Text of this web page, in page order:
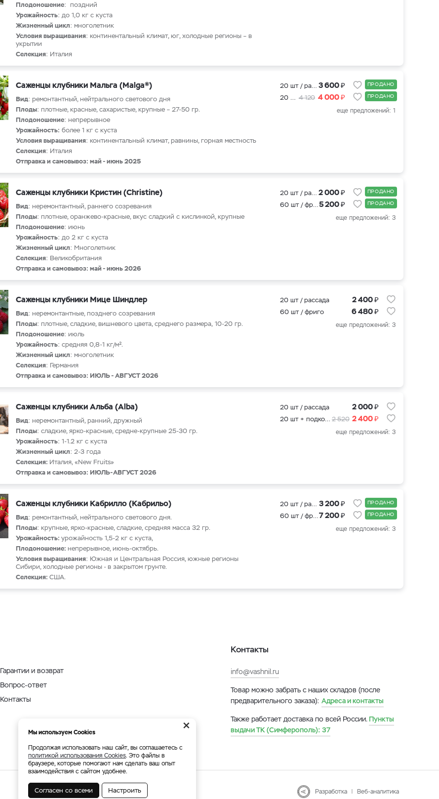
Плодоношение: поздний
Урожайность: до 1,0 кг с куста
Жизненный цикл: многолетник
Условия выращивания: континентальный климат, юг, холодные регионы – в
укрытии
Селекция: Италия
Саженцы клубники Мальга (Malga®)
Вид: ремонтантный, нейтрального светового дня
Плоды: плотные, красные, сахаристые, крупные – 27-50 гр.
Плодоношение: непрерывное
Урожайность: более 1 кг с куста
Условия выращивания: континентальный климат, равнины, горная местность
Селекция: Италия
Отправка и самовывоз: май - июнь 2025
20 шт / рассада 3 600₽ ПРОДАНО
20 шт + подкормка для клубники 500 мл. 4 120 4 000₽ ПРОДАНО
еще предложений: 1
Саженцы клубники Кристин (Christine)
Вид: неремонтантный, раннего созревания
Плоды: плотные, оранжево-красные, вкус сладкий с кислинкой, крупные
Плодоношение: июнь
Урожайность: до 2 кг с куста
Жизненный цикл: Многолетник
Селекция: Великобритания
Отправка и самовывоз: май - июнь 2026
20 шт / рассада 2 000₽ ПРОДАНО
60 шт / фриго5 200₽ ПРОДАНО
еще предложений: 3
Саженцы клубники Мице Шиндлер
Вид: неремонтантные, позднего созревания
Плоды: плотные, сладкие, вишневого цвета, среднего размера, 10-20 гр.
Плодоношение: июль
Урожайность: средняя 0,8-1 кг/м².
Жизненный цикл: многолетник
Селекция: Германия
Отправка и самовывоз: ИЮЛЬ - АВГУСТ 2026
20 шт / рассада 2 400₽
60 шт / фриго 6 480₽
еще предложений: 3
Саженцы клубники Альба (Alba)
Вид: неремонтантный, ранний, дружный
Плоды: сладкие, ярко-красные, средне-крупные 25-30 гр.
Урожайность: 1-1.2 кг с куста
Жизненный цикл: 2-3 года
Селекция: Италия, «New Fruits»
Отправка и самовывоз: ИЮЛЬ-АВГУСТ 2026
20 шт / рассада 2 000₽
20 шт + подкормка для клубники 500 мл. 2 520 2 400₽
еще предложений: 3
Саженцы клубники Кабрилло (Кабрильо)
Вид: ремонтантный, нейтрального светового дня.
Плоды: крупные, ярко-красные, сладкие, средняя масса 32 гр.
Урожайность: урожайность 1,5-2 кг с куста,
Плодоношение: непрерывное, июнь-октябрь.
Условия выращивания: Южная и Центральная Россия, южные регионы
Сибири, холодные регионы - в закрытом грунте.
Селекция: США.
20 шт / рассада 3 200₽ ПРОДАНО
60 шт / фриго7 200₽ ПРОДАНО
еще предложений: 3
Гарантии и возврат
Вопрос-ответ
Контакты
Контакты
info@vashnil.ru
Товар можно забрать с наших складов (после
предварительного заказа): Адреса и контакты
Также работает доставка по всей России. Пункты
выдачи ТК (Симферополь): 37
Мы принимаем: Разработка | Веб-аналитика
×
Мы используем Cookies
Продолжая использовать наш сайт, вы соглашаетесь с
политикой использования Cookies. Это файлы в
браузере, которые помогают нам сделать ваш опыт
взаимодействия с сайтом удобнее.
Согласен со всеми Настроить